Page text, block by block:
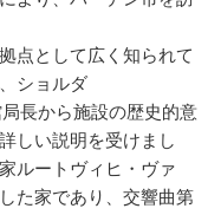
点として広く知られて
ショルダ
局長から施設の歴史的意
しい説明を受けまし
ルートヴィヒ・ヴァ
た家であり、交響曲第